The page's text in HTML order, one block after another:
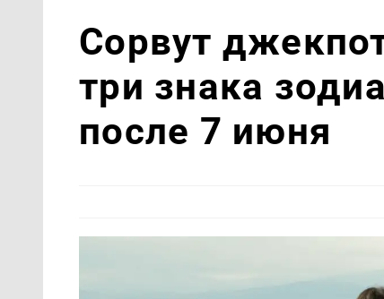
Сорвут
три знака
после 7 июня